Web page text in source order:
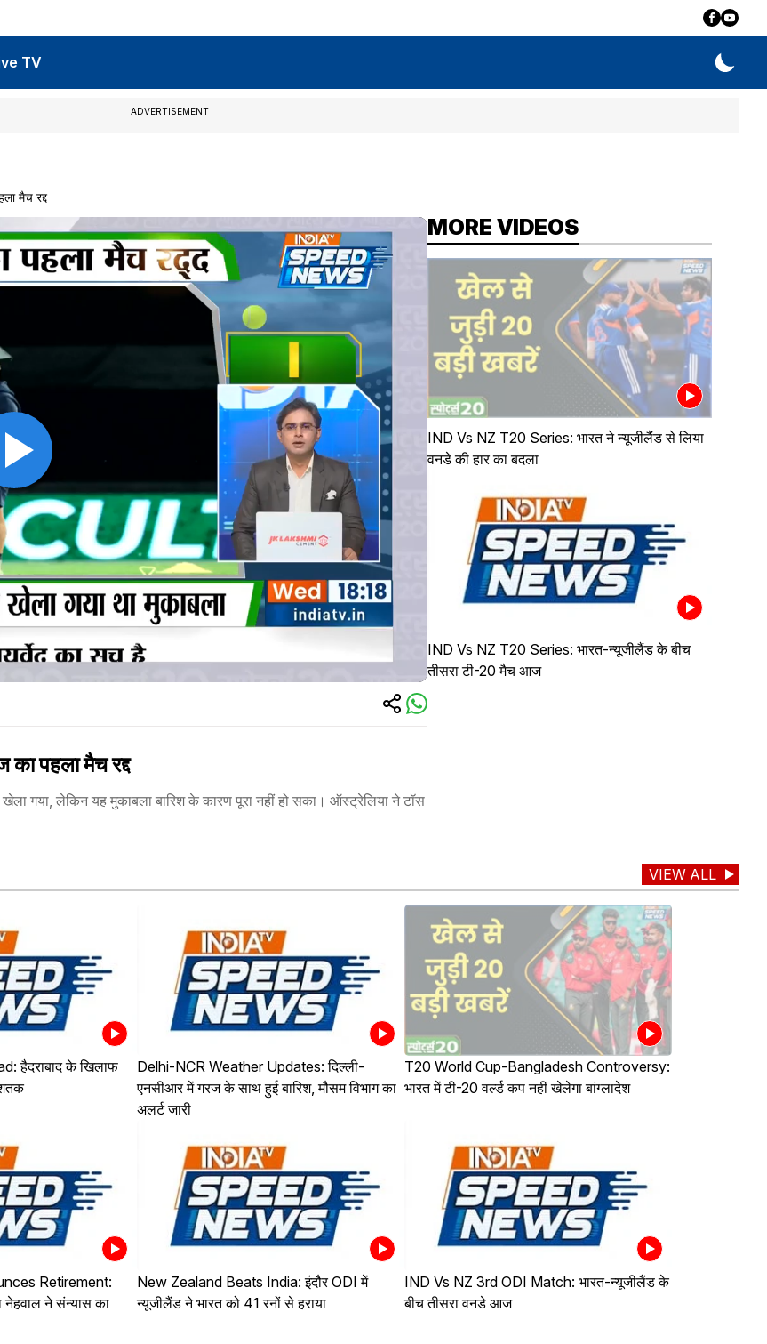
TV
ADVERTISEMENT
मैच रद्द
पहला मैच रद्द
गया, लेकिन यह मुकाबला बारिश के कारण पूरा नहीं हो सका। ऑस्ट्रेलिया ने टॉस
MORE VIDEOS
IND Vs NZ T20 Series: भारत ने न्यूजीलैंड से लिया
वनडे की हार का बदला
IND Vs NZ T20 Series: भारत-न्यूजीलैंड के बीच
तीसरा टी-20 मैच आज
VIEW ALL
हैदराबाद के खिलाफ
Delhi-NCR Weather Updates: दिल्ली-
एनसीआर में गरज के साथ हुई बारिश, मौसम विभाग का
अलर्ट जारी
T20 World Cup-Bangladesh Controversy:
भारत में टी-20 वर्ल्ड कप नहीं खेलेगा बांग्लादेश
Retirement:
नेहवाल ने संन्यास का
New Zealand Beats India: इंदौर ODI में
न्यूजीलैंड ने भारत को 41 रनों से हराया
IND Vs NZ 3rd ODI Match: भारत-न्यूजीलैंड के
बीच तीसरा वनडे आज